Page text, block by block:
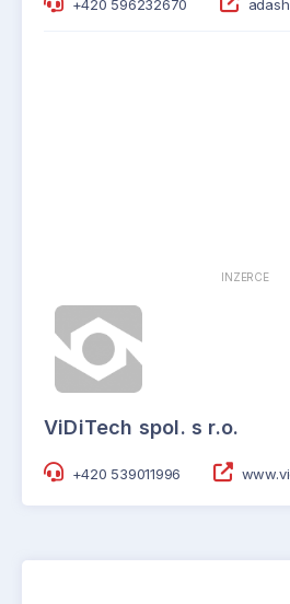
+420 596232670
INZERCE
ViDiTech spol. s r.o.
+420 539011996